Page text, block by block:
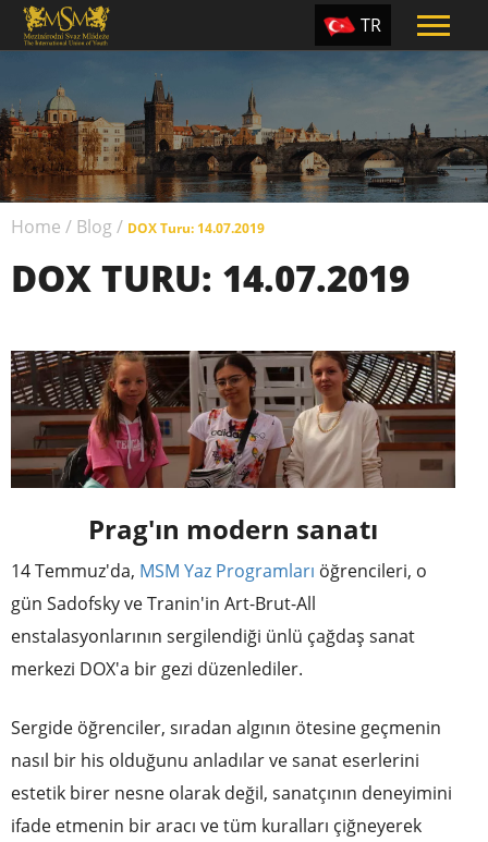
TR
PT
UA
RU
Home / Blog / DOX Turu: 14.07.2019
DOX TURU: 14.07.2019
Prag'ın modern sanatı
14 Temmuz'da, MSM Yaz Programları öğrencileri, o
gün Sadofsky ve Tranin'in Art-Brut-All
enstalasyonlarının sergilendiği ünlü çağdaş sanat
merkezi DOX'a bir gezi düzenlediler.
Sergide öğrenciler, sıradan algının ötesine geçmenin
nasıl bir his olduğunu anladılar ve sanat eserlerini
estetik birer nesne olarak değil, sanatçının deneyimini
ifade etmenin bir aracı ve tüm kuralları çiğneyerek